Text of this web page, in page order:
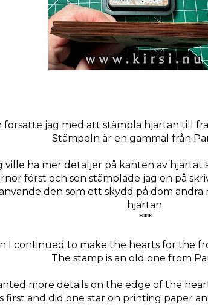
forsatte jag med att stämpla hjärtan till
Stämpeln är en gammal från
ville ha mer detaljer på kanten av hjärtat
först och sen stämplade jag en på
den som ett skydd på dom andra
hjärtan.
***
I continued to make the hearts for the
The stamp is an old one from
more details on the edge of the
first and did one star on printing paper